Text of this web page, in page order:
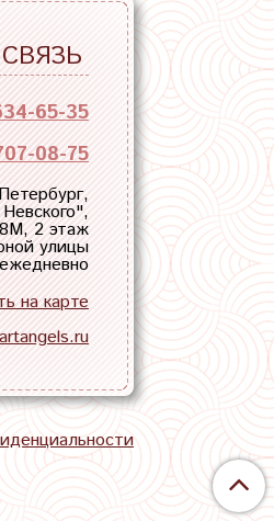
65-35
08-75
",
2 этаж
улицы
на карте